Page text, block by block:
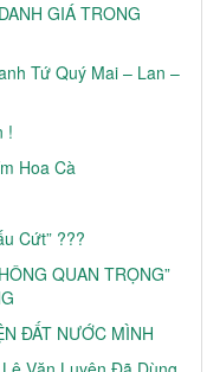
GIÁ TRONG
Tứ Quý Mai – Lan –
!
Hoa Cà
Cứt” ???
QUAN TRỌNG”
ĐẤT NƯỚC MÌNH